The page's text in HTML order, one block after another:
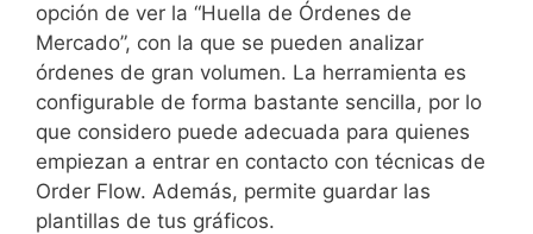
opción de ver la “Huella de Órdenes de
Mercado”, con la que se pueden analizar
órdenes de gran volumen. La herramienta es
configurable de forma bastante sencilla, por lo
que considero puede adecuada para quienes
empiezan a entrar en contacto con técnicas de
Order Flow. Además, permite guardar las
plantillas de tus gráficos.